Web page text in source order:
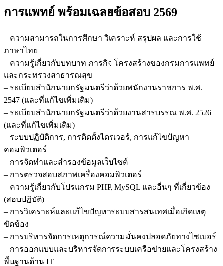
กรม
แพทย์
ชิ้น
การแพทย์ พร้อมเฉลยข้อสอบ 2569
– ความสามารถในการศึกษา วิเคราะห์ สรุปผล และการใช้
ภาษาไทย
– ความรู้เกี่ยวกับบทบาท ภารกิจ โครงสร้างของกรมการแพทย์
และกระทรวงสาธารณสุข
– ระเบียบสำนักนายกรัฐมนตรีว่าด้วยพนักงานราชการ พ.ศ.
2547 (และที่แก้ไขเพิ่มเติม)
– ระเบียบสำนักนายกรัฐมนตรีว่าด้วยงานสารบรรณ พ.ศ. 2526
(และที่แก้ไขเพิ่มเติม)
– ระบบปฏิบัติการ, การติดตั้งไดรเวอร์, การแก้ไขปัญหา
คอมพิวเตอร์
– การจัดทำและสำรองข้อมูลเว็บไซต์
– การตรวจสอบสภาพเครื่องคอมพิวเตอร์
– ความรู้เกี่ยวกับโปรแกรม PHP, MySQL และอื่นๆ ที่เกี่ยวข้อง
(สอบปฏิบัติ)
– การวิเคราะห์และแก้ไขปัญหาระบบสารสนเทศเมื่อเกิดเหตุ
ขัดข้อง
– การบริหารจัดการเหตุการณ์ความมั่นคงปลอดภัยทางไซเบอร์
– การออกแบบและบริหารจัดการระบบเครือข่ายและโครงสร้าง
พื้นฐานด้าน IT